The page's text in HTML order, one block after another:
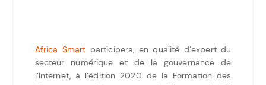
Africa Smart participera, en qualité d’expert du
secteur numérique et de la gouvernance de
l’Internet, à l’édition 2020 de la Formation des